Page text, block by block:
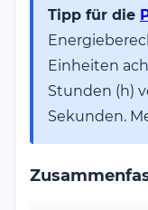
Tipp für die
Einheiten
Stunden (h)
Sekunden.